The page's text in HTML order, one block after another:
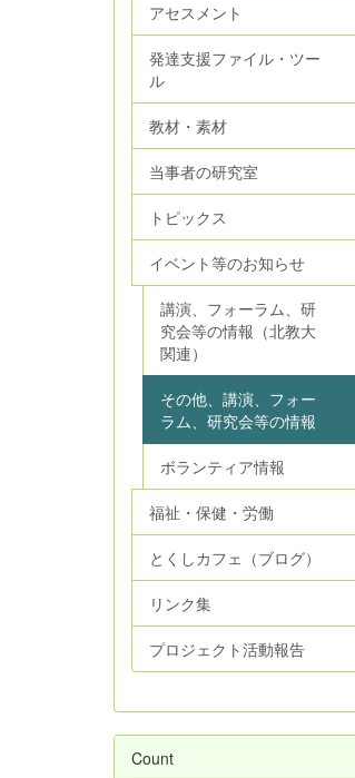
アセスメント
発達支援ファイル・ツー
ル
教材・素材
当事者の研究室
トピックス
イベント等のお知らせ
講演、フォーラム、研
究会等の情報（北教大
関連）
その他、講演、フォー
ラム、研究会等の情報
ボランティア情報
福祉・保健・労働
とくしカフェ（ブログ）
リンク集
プロジェクト活動報告
Count